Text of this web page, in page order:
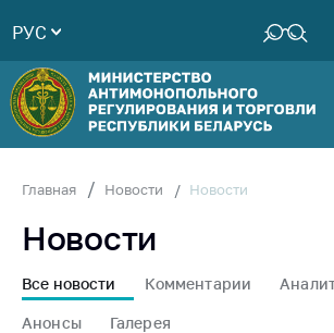
Руководство
Структура
Министерства
Территориальные
Законодательство
Антикоррупционная
деятельность
РУС
Главная Новости Новости
Новости
Все новости Комментарии
Анонсы Галерея